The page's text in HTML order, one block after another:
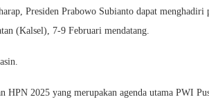
Presiden Prabowo Subianto dapat menghadiri
(Kalsel), 7-9 Februari mendatang.
2025 yang merupakan agenda utama PWI